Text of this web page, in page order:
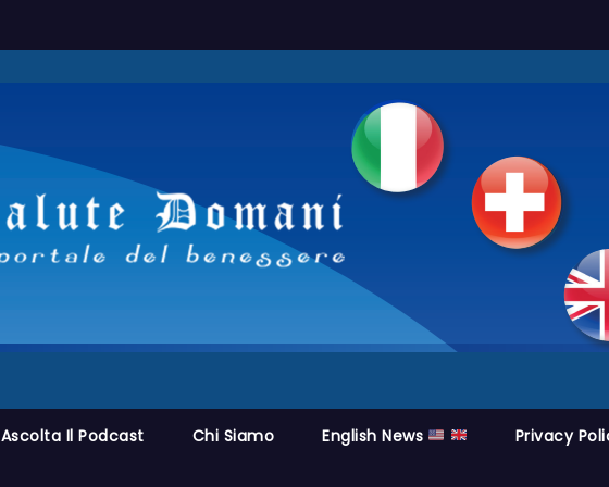
Ascolta Il Podcast Chi Siamo English News Privacy